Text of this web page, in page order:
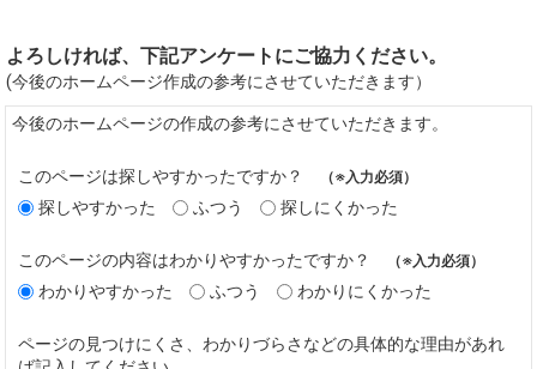
よろしければ、下記アンケートにご協力ください。
(今後のホームページ作成の参考にさせていただきます）
今後のホームページの作成の参考にさせていただきます。
このページは探しやすかったですか？ （※入力必須）
探しやすかった ふつう 探しにくかった
このページの内容はわかりやすかったですか？ （※入力必須）
わかりやすかった ふつう わかりにくかった
ページの見つけにくさ、わかりづらさなどの具体的な理由があれ